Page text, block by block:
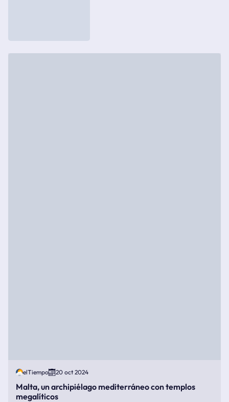
elTiempo 20 oct 2024
Malta, un archipiélago mediterráneo con templos
megalíticos